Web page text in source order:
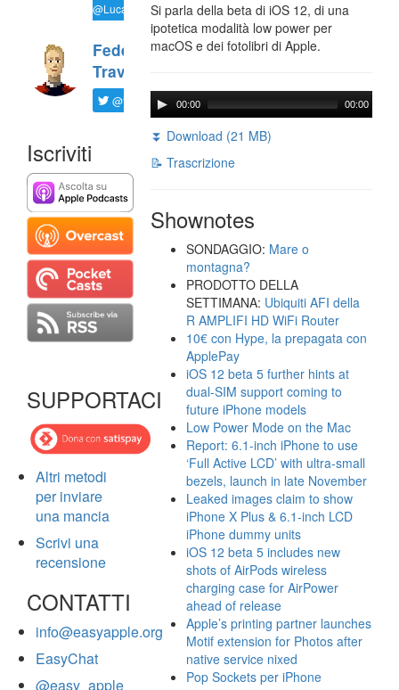
@LucaTNT
Federico
Travaini
@ftrava
Iscriviti
SUPPORTACI
Altri metodi
per inviare
una mancia
Scrivi una
recensione
CONTATTI
info@easyapple.org
EasyChat
@easy_apple
Si parla della beta di iOS 12, di una
ipotetica modalità low power per
macOS e dei fotolibri di Apple.
00:00 00:00
⏬ Download (21 MB)
📝 Trascrizione
Shownotes
SONDAGGIO: Mare o
montagna?
PRODOTTO DELLA
SETTIMANA: Ubiquiti AFI della
R AMPLIFI HD WiFi Router
10€ con Hype, la prepagata con
ApplePay
iOS 12 beta 5 further hints at
dual-SIM support coming to
future iPhone models
Low Power Mode on the Mac
Report: 6.1-inch iPhone to use
‘Full Active LCD’ with ultra-small
bezels, launch in late November
Leaked images claim to show
iPhone X Plus & 6.1-inch LCD
iPhone dummy units
iOS 12 beta 5 includes new
shots of AirPods wireless
charging case for AirPower
ahead of release
Apple’s printing partner launches
Motif extension for Photos after
native service nixed
Pop Sockets per iPhone